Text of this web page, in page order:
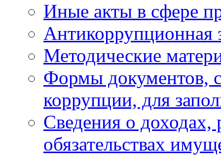
Иные акты в сфере
Антикоррупционная
Методические
Формы документов,
коррупции, для
Сведения о доходах,
обязательствах